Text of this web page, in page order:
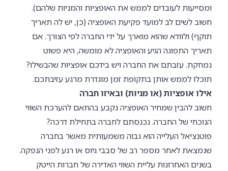
ומסייעות לעובדים לממש את האופציות והמניות שלהם).
חשוב לשים לב למועד פקיעת האופציה (כן, יש לה תאריך
תוקף) ולוודא שהוא מוארך על ידי החברה לפי הצורך. אם
תאריך התפוגה הגיע והאופציה לא מומשה, היא פשוט
נמחקת. עזבתם את החברה ויש בידכם אופציות שהבשילו?
תוכלו לממש אותן בתקופת זמן מוגדרת מרגע עזיבתכם.
אילו אופציות (או מניות) ובאיזו חברה
חשוב להבין שמחיר האופציה נקבע בהתאם להערכת השווי
הנוכחי של החברה. נכנסתם לחברה בתחילת דרכה?
פוטנציאל העלייה הוא גבוה משמעותית מאשר בחברה
שנמצאת לאחר מספר רב של סבבי גיוס או רגע לפני הנפקה.
בשנים האחרונות עליית השווי האדירה של חברות הייטק